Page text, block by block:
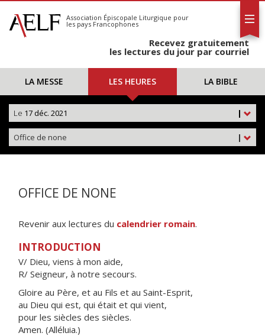
S'abonner
Calendrier
Association Épiscopale Liturgique pour
les pays Francophones
Recevez gratuitement
les lectures du jour par courriel
LA MESSE LES HEURES LA BIBLE
|
Le 17 déc. 2021
|
Office de none
OFFICE DE NONE
Revenir aux lectures du calendrier romain.
INTRODUCTION
V/ Dieu, viens à mon aide,
R/ Seigneur, à notre secours.
Gloire au Père, et au Fils et au Saint-Esprit,
au Dieu qui est, qui était et qui vient,
pour les siècles des siècles.
Amen. (Alléluia.)